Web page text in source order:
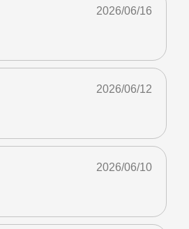
2026/06/16
2026/06/12
2026/06/10